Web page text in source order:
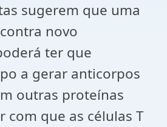
sugerem que uma
novo
ter que
a gerar anticorpos
outras proteínas
com que as células T